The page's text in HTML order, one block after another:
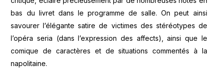
bas du livret dans le programme de salle. On peut ainsi
savourer l’élégante satire de victimes des stéréotypes de
l’opéra seria (dans l’expression des affects), ainsi que le
comique de caractères et de situations commentés à la
napolitaine.